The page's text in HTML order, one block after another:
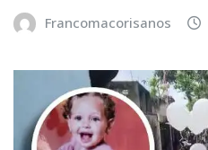
Francomacorisanos